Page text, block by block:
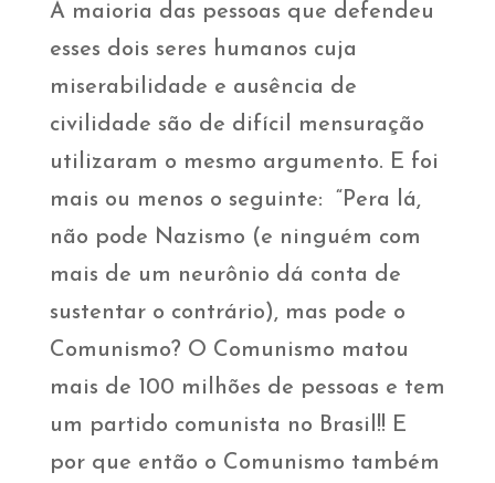
A maioria das pessoas que defendeu
esses dois seres humanos cuja
miserabilidade e ausência de
civilidade são de difícil mensuração
utilizaram o mesmo argumento. E foi
mais ou menos o seguinte: “Pera lá,
não pode Nazismo (e ninguém com
mais de um neurônio dá conta de
sustentar o contrário), mas pode o
Comunismo? O Comunismo matou
mais de 100 milhões de pessoas e tem
um partido comunista no Brasil!! E
por que então o Comunismo também